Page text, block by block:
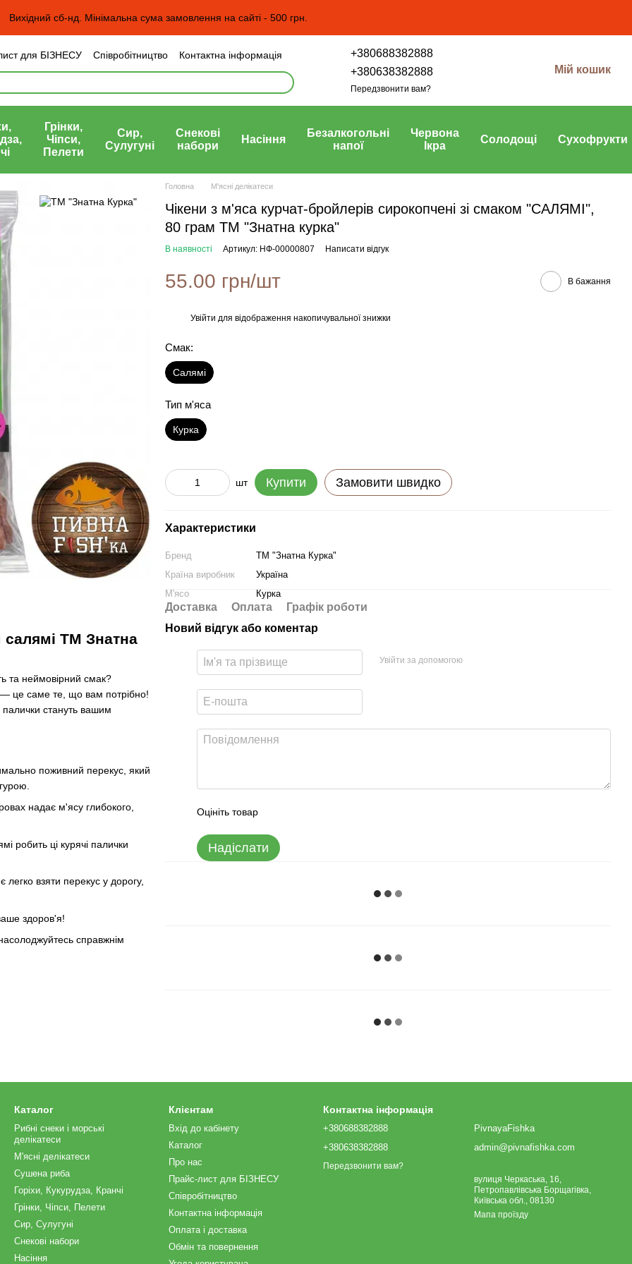
Вихідний сб-нд. Мінімальна сума замовлення на сайті - 500 грн.
для БІЗНЕСУ Співробітництво
Контактна інформація
та повернення
Угода користувача
+380688382888
+380638382888
Передзвонити вам?
Мій кошик
Грінки,
Чіпси,
Пелети
Сир,
Сулугуні
Снекові
набори
Насіння
Безалкогольні
напої
Червона
Ікра
Солодощі Сухофрукти
салямі ТМ Знатна
та неймовірний смак?
це саме те, що вам потрібно!
палички стануть вашим
поживний перекус, який
надає м'ясу глибокого,
робить ці курячі палички
взяти перекус у дорогу,
здоров'я!
справжнім
Головна М'ясні делікатеси
Чікени з м'яса курчат-бройлерів сирокопчені зі смаком "САЛЯМІ",
80 грам ТМ "Знатна курка"
В наявності Артикул: НФ-00000807 Написати відгук
55.00 грн/шт В бажання
Увійти для відображення накопичувальної знижки
Смак:
Салямі
Тип м'яса
Курка
шт Купити Замовити швидко
Характеристики
Бренд
ТМ "Знатна Курка"
Країна виробник
Україна
М'ясо
Курка
Доставка Оплата
Графік роботи
Новий відгук або коментар
Увійти за допомогою
Оцініть товар
Надіслати
Каталог
Рибні снеки і морські
делікатеси
М'ясні делікатеси
Сушена риба
Горіхи, Кукурудза, Кранчі
Грінки, Чіпси, Пелети
Сир, Сулугуні
Снекові набори
Насіння
Клієнтам
Вхід до кабінету
Каталог
Про нас
Прайс-лист для БІЗНЕСУ
Співробітництво
Контактна інформація
Оплата і доставка
Обмін та повернення
Контактна інформація
+380688382888
+380638382888
Передзвонити вам?
PivnayaFishka
admin@pivnafishka.com
вулиця Черкаська, 16,
Петропавлівська Борщагівка,
Київська обл., 08130
Мапа проїзду